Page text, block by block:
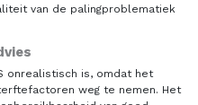
van de palingproblematiek
onrealistisch is, omdat het
weg te nemen. Het